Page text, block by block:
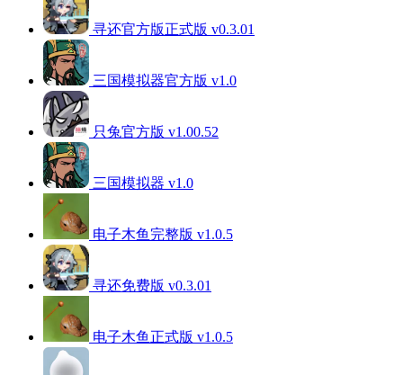
寻还官方版正式版 v0.3.01
三国模拟器官方版 v1.0
只兔官方版 v1.00.52
三国模拟器 v1.0
电子木鱼完整版 v1.0.5
寻还免费版 v0.3.01
电子木鱼正式版 v1.0.5